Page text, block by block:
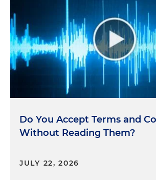
Do You Accept Terms and
Without Reading Them?
JULY 22, 2026